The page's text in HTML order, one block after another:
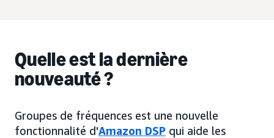
Quelle est la dernière
nouveauté ?
Groupes de fréquences est une nouvelle
fonctionnalité d'Amazon DSP qui aide les